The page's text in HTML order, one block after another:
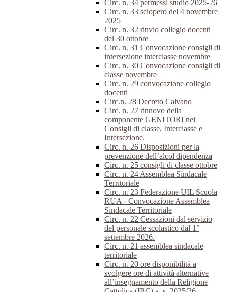
Circ. n. 34 permessi studio 2025-26
Circ. n. 33 sciopero del 4 novembre
2025
Circ. n. 32 rinvio collegio docenti
del 30 ottobre
Circ. n. 31 Convocazione consigli di
intersezione interclasse novembre
Circ. n. 30 Convocazione consigli di
classe novembre
Circ. n. 29 convocazione collegio
docenti
Circ.n. 28 Decreto Caivano
Circ. n. 27 rinnovo della
componente GENITORI nei
Consigli di classe, Interclasse e
Intersezione.
Circ. n. 26 Disposizioni per la
prevenzione dell’alcol dipendenza
Circ. n. 25 consigli di classe ottobre
Circ. n. 24 Assemblea Sindacale
Territoriale
Circ. n. 23 Federazione UIL Scuola
RUA - Convocazione Assemblea
Sindacale Territoriale
Circ. n. 22 Cessazioni dal servizio
del personale scolastico dal 1°
settembre 2026.
Circ. n. 21 assemblea sindacale
territoriale
Circ. n. 20 ore disponibilità a
svolgere ore di attività alternative
all’insegnamento della Religione